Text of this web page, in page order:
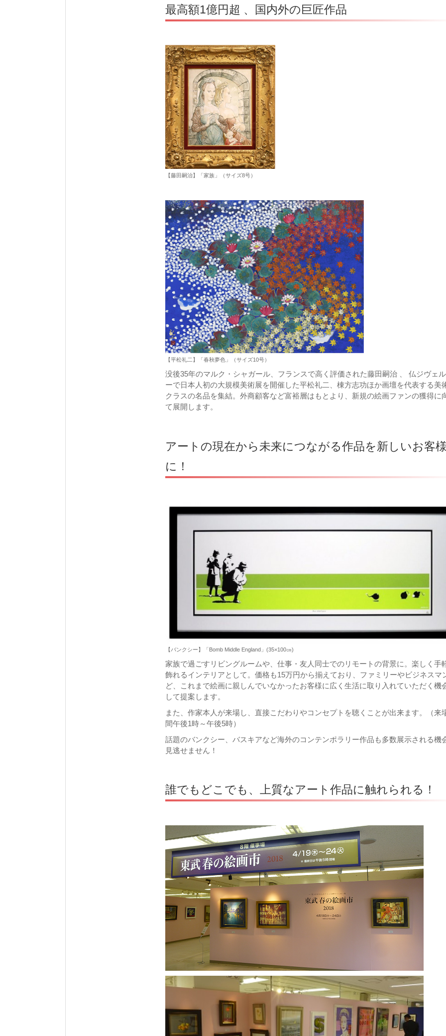
最高額1億円超 、国内外の巨匠作品
【藤田嗣治】「家族」（サイズ8号）
【平松礼二】「春秋夢色」（サイズ10号）
没後35年のマルク・シャガール、フランスで高く評価された藤田嗣治 、 仏ジヴェ
ーで日本人初の大規模美術展を開催した平松礼二、棟方志功ほか画壇を代表する美
クラスの名品を集結。外商顧客など富裕層はもとより、新規の絵画ファンの獲得に
て展開します。
アートの現在から未来につながる作品を新しいお客様
に！
【バンクシー】「Bomb Middle England」(35×100㎝)
家族で過ごすリビングルームや、仕事・友人同士でのリモートの背景に。楽しく手
飾れるインテリアとして。価格も15万円から揃えており、ファミリーやビジネスマ
ど、これまで絵画に親しんでいなかったお客様に広く生活に取り入れていただく機
して提案します。
また、作家本人が来場し、直接こだわりやコンセプトを聴くことが出来ます。（来
間午後1時～午後5時）
話題のバンクシー、バスキアなど海外のコンテンポラリー作品も多数展示される機
見逃せません！
誰でもどこでも、上質なアート作品に触れられる！